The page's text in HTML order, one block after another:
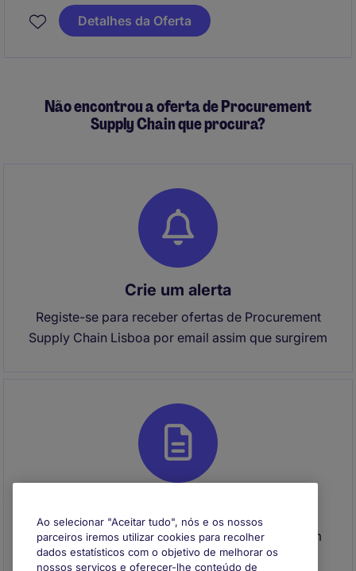
no sector do Retalho. Esta posição requer
competências técnicas e estratégicas para promover
Detalhes da Oferta
Não encontrou a oferta de Procurement
Supply Chain que procura?
Crie um alerta
Registe-se para receber ofertas de Procurement
Supply Chain Lisboa por email assim que surgirem
Envie o seu CV para se registar e entraremos em
contacto consigo quando surgir uma
Ao selecionar "Aceitar tudo", nós e os nossos
parceiros iremos utilizar cookies para recolher
dados estatísticos com o objetivo de melhorar os
nossos serviços e oferecer-lhe conteúdo de